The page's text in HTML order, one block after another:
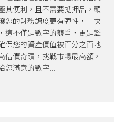
其便利，且不需要抵押品，顯
您的財務調度更有彈性，一次
這不僅是數字的競爭，更是鑑
保您的資產價值被百分之百地
估價奇蹟，挑戰市場最高額，
您滿意的數字...